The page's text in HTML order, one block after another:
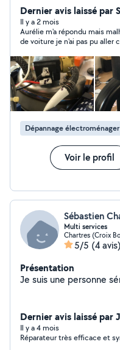
Dernier avis laissé par
Il y a 2 mois
Aurélie m'a répondu mais
de voiture je n'ai pas pu aller
Dépannage électroménager
Voir le profil
Sébastien
Multi services
Chartres (Croix
5/5 (4 avis)
Présentation
Je suis une personne
Dernier avis laissé par
Il y a 4 mois
Réparateur très efficace et